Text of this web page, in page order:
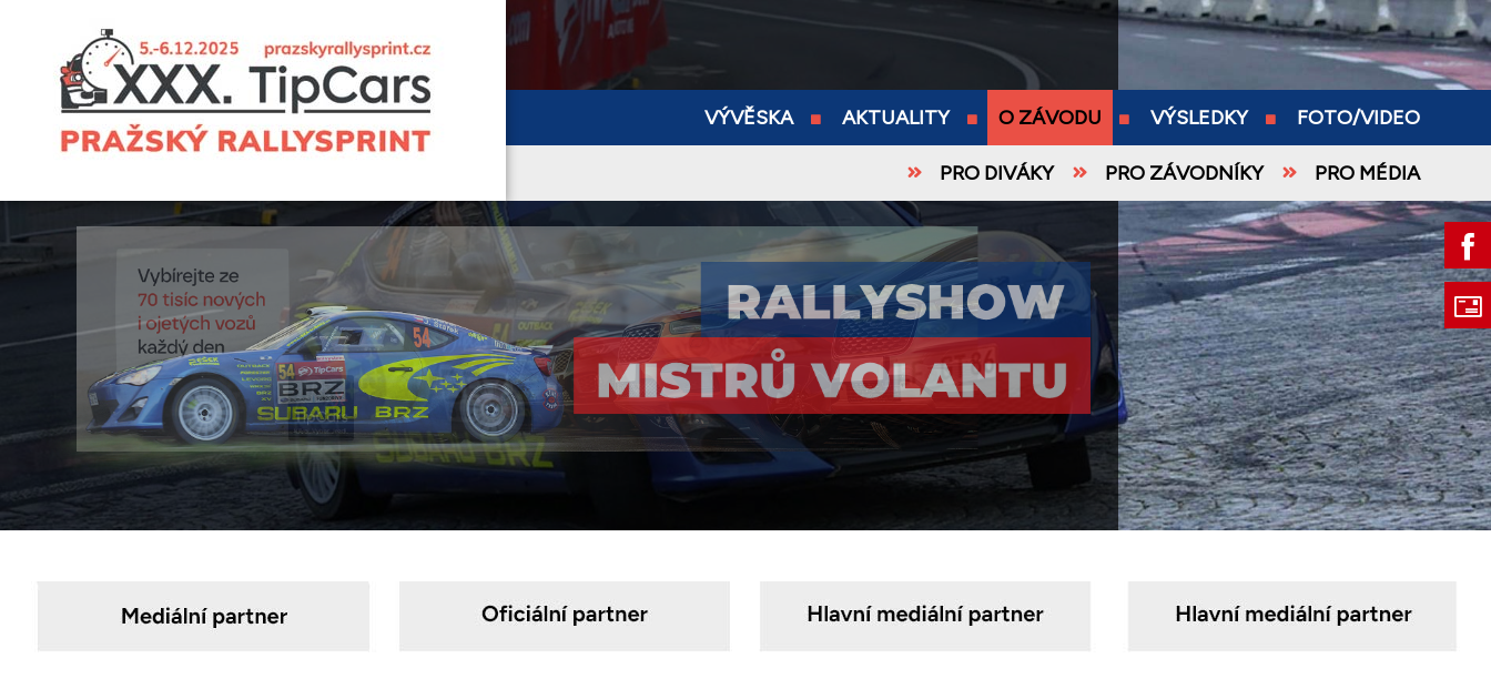
VÝVĚSKA AKTUALITY O ZÁVODU VÝSLEDKY FOTO/VIDEO
PRO DIVÁKY PRO ZÁVODNÍKY PRO MÉDIA